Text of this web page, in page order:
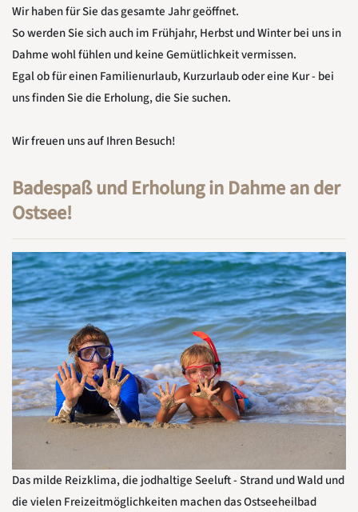
Wir haben für Sie das gesamte Jahr geöffnet.
So werden Sie sich auch im Frühjahr, Herbst und Winter bei uns in
Dahme wohl fühlen und keine Gemütlichkeit vermissen.
Egal ob für einen Familienurlaub, Kurzurlaub oder eine Kur - bei
uns finden Sie die Erholung, die Sie suchen.
Wir freuen uns auf Ihren Besuch!
Badespaß und Erholung in Dahme an der
Ostsee!
Das milde Reizklima, die jodhaltige Seeluft - Strand und Wald und
die vielen Freizeitmöglichkeiten machen das Ostseeheilbad